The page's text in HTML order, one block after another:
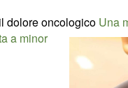
dolore oncologico Una
a minor